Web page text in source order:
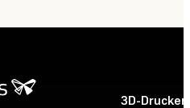
3D-Drucker